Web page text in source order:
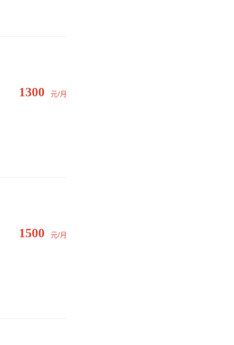
1300 元/月
1500 元/月